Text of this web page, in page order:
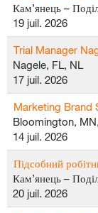
Кам’янець –
19 juil. 2026
Trial Manager
Nagele, FL, NL
17 juil. 2026
Marketing Brand
Bloomington,
14 juil. 2026
Підсобний
Кам’янець –
20 juil. 2026